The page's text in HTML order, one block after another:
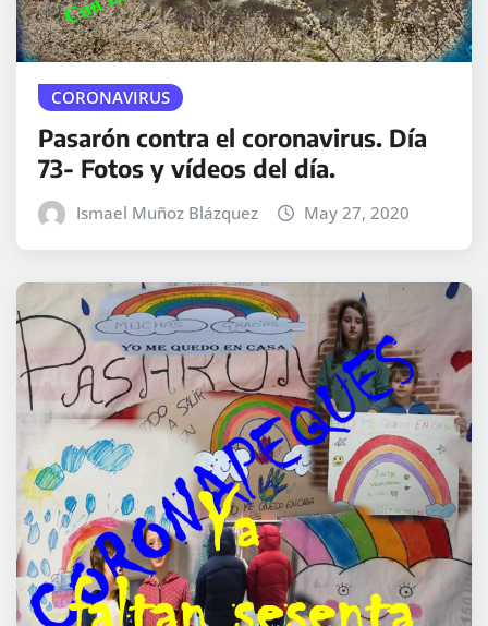
CORONAVIRUS
Pasarón contra el coronavirus. Día
73- Fotos y vídeos del día.
Ismael Muñoz Blázquez May 27, 2020